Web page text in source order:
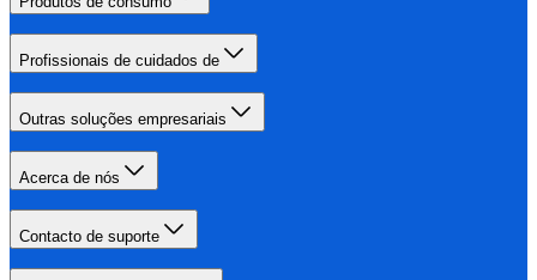
Profissionais de cuidados de
Outras soluções empresariais
Acerca de nós
Contacto de suporte